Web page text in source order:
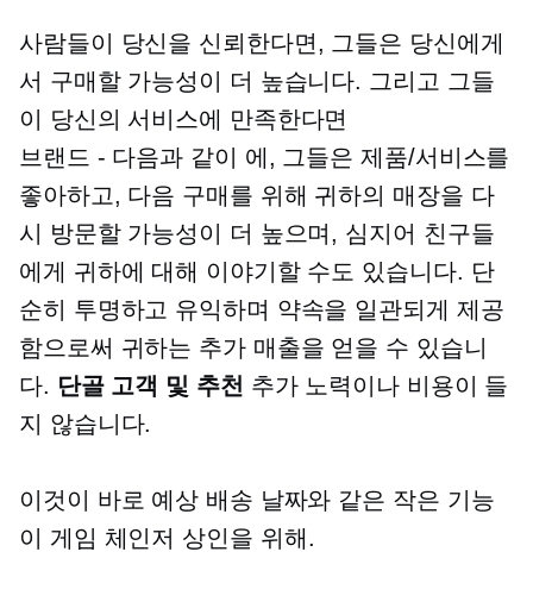
사람들이 당신을 신뢰한다면, 그들은 당신에게
서 구매할 가능성이 더 높습니다. 그리고 그들
이 당신의 서비스에 만족한다면
브랜드 - 다음과 같이
에, 그들은 제품/서비스를
좋아하고, 다음 구매를 위해 귀하의 매장을 다
시 방문할 가능성이 더 높으며, 심지어 친구들
에게 귀하에 대해 이야기할 수도 있습니다. 단
순히 투명하고 유익하며 약속을 일관되게 제공
함으로써 귀하는 추가 매출을 얻을 수 있습니
다. 단골 고객 및 추천 추가 노력이나 비용이 들
지 않습니다.
이것이 바로 예상 배송 날짜와 같은 작은 기능
이 게임 체인저 상인을 위해.